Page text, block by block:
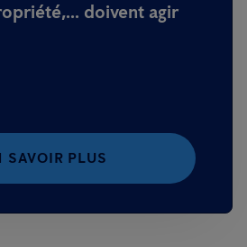
doivent agir
SAVOIR PLUS